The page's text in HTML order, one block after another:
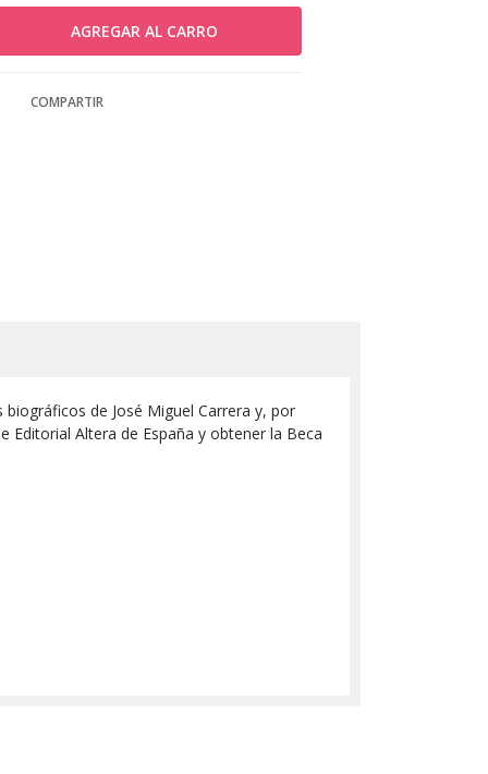
COMPARTIR
de José Miguel Carrera y, por
Editorial Altera de España y obtener la Beca